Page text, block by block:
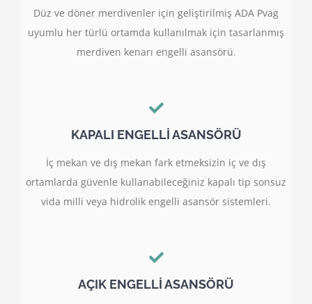
Düz ve döner merdivenler için geliştirilmiş ADA Pvag
uyumlu her türlü ortamda kullanılmak için tasarlanmış
merdiven kenarı engelli asansörü.
KAPALI ENGELLİ ASANSÖRÜ
İç mekan ve dış mekan fark etmeksizin iç ve dış
ortamlarda güvenle kullanabileceğiniz kapalı tip sonsuz
vida milli veya hidrolik engelli asansör sistemleri.
AÇIK ENGELLİ ASANSÖRÜ